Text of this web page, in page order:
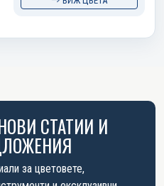
СТАТИИ И
за цветовете,